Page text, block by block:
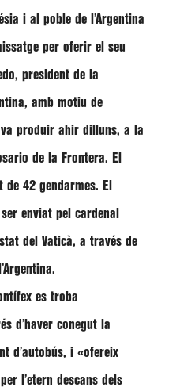
i al poble de l’Argentina
per oferir el seu
president de la
amb motiu de
va produir ahir dilluns, a la
de la Frontera. El
42 gendarmes. El
enviat pel cardenal
del Vaticà, a través de
es troba
d’haver conegut la
d’autobús, i «ofereix
l’etern descans dels